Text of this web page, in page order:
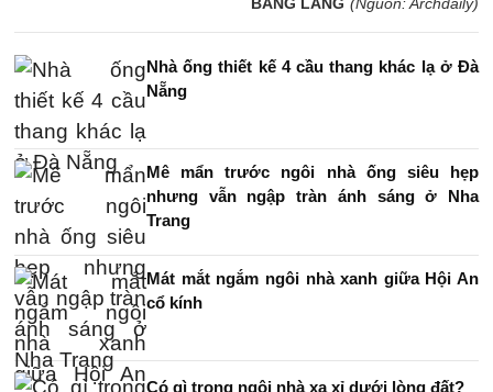
Nhà ống thiết kế 4 cầu thang khác lạ ở Đà
Nẵng
Mê mẩn trước ngôi nhà ống siêu hẹp
nhưng vẫn ngập tràn ánh sáng ở Nha
Trang
Mát mắt ngắm ngôi nhà xanh giữa Hội An
cổ kính
Có gì trong ngôi nhà xa xỉ dưới lòng đất?